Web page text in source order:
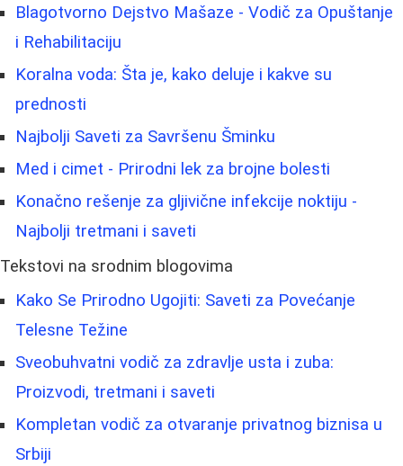
Blagotvorno Dejstvo Mašaze - Vodič za Opuštanje
i Rehabilitaciju
Koralna voda: Šta je, kako deluje i kakve su
prednosti
Najbolji Saveti za Savršenu Šminku
Med i cimet - Prirodni lek za brojne bolesti
Konačno rešenje za gljivične infekcije noktiju -
Najbolji tretmani i saveti
Tekstovi na srodnim blogovima
Kako Se Prirodno Ugojiti: Saveti za Povećanje
Telesne Težine
Sveobuhvatni vodič za zdravlje usta i zuba:
Proizvodi, tretmani i saveti
Kompletan vodič za otvaranje privatnog biznisa u
Srbiji